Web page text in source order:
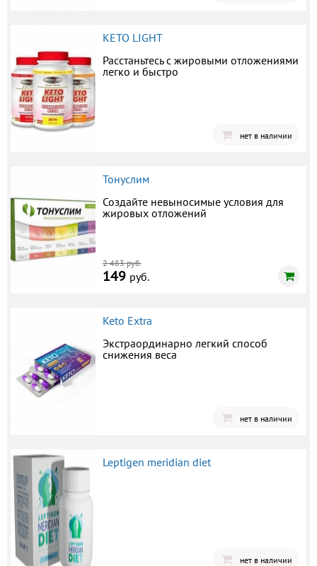
KETO LIGHT
Расстаньтесь с жировыми отложениями
легко и быстро
нет в наличии
Тонуслим
Создайте невыносимые условия для
жировых отложений
2 483 руб.
149 руб.
Keto Extra
Экстраординарно легкий способ
снижения веса
нет в наличии
Leptigen meridian diet
нет в наличии